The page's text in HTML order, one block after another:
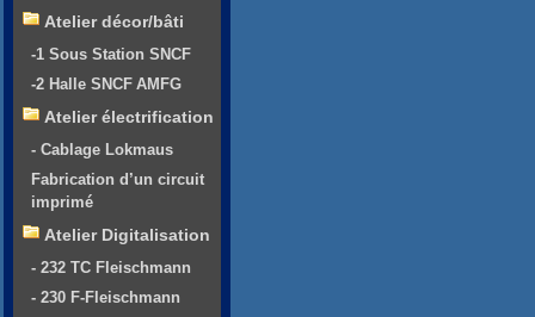
Atelier décor/bâti
-1 Sous Station SNCF
-2 Halle SNCF AMFG
Atelier électrification
- Cablage Lokmaus
Fabrication d’un circuit
imprimé
Atelier Digitalisation
- 232 TC Fleischmann
- 230 F-Fleischmann